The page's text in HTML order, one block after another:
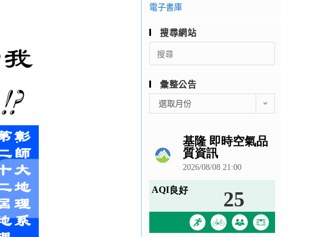
電子書庫
搜尋網站
Search
for:
彙整公告
整
選取月份